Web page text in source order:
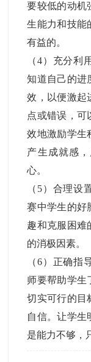
要较低的动机
生能力和技能
有益的。
（4）充分利
知道自己的进
效，以便激起
点或错误，可
效地激励学生
产生成就感
心。
（5）合理设
赛中学生的好
趣和克服困难
的消极因素。
（6）正确指
师要帮助学生
切实可行的目
自信。让学生
是能力不够，